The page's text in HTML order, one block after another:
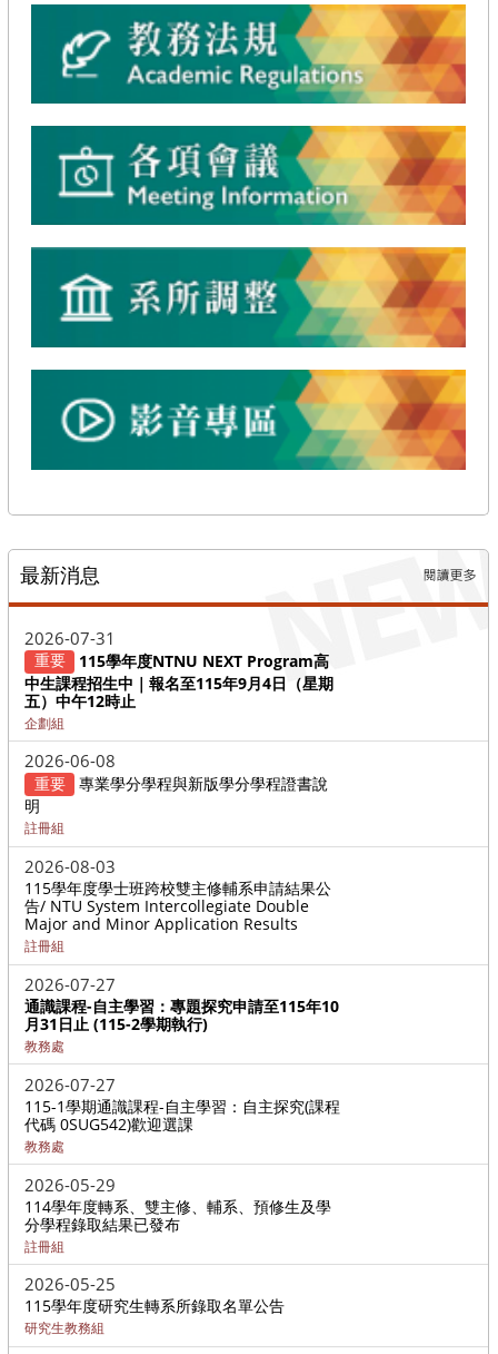
最新消息
2026-07-31
重要
115學年度NTNU NEXT Program高
中生課程招生中｜報名至115年9月4日（星期
五）中午12時止
企劃組
2026-06-08
重要
專業學分學程與新版學分學程證書說
明
註冊組
2026-08-03
115學年度學士班跨校雙主修輔系申請結果公
告/ NTU System Intercollegiate Double
Major and Minor Application Results
註冊組
2026-07-27
通識課程-自主學習：專題探究申請至115年10
月31日止 (115-2學期執行)
教務處
2026-07-27
115-1學期通識課程-自主學習：自主探究(課程
代碼 0SUG542)歡迎選課
教務處
2026-05-29
114學年度轉系、雙主修、輔系、預修生及學
分學程錄取結果已發布
註冊組
2026-05-25
115學年度研究生轉系所錄取名單公告
研究生教務組
更多→